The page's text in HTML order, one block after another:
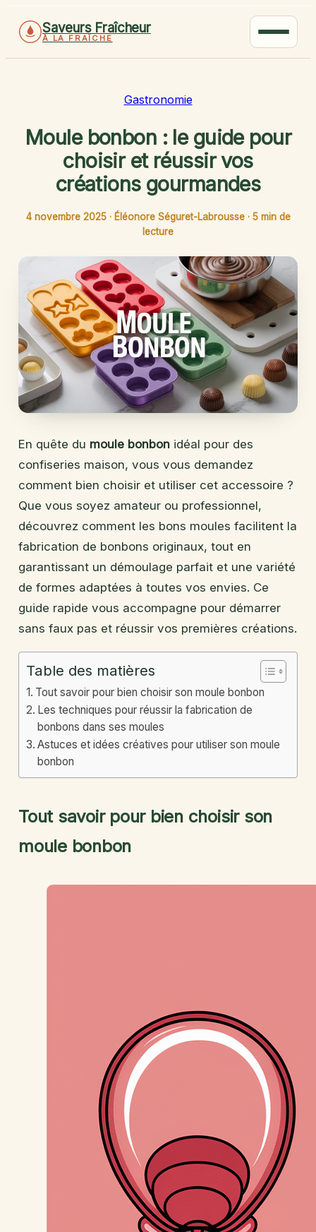
Saveurs Fraîcheur
À LA FRAÎCHE
Gastronomie
Moule bonbon : le guide pour
choisir et réussir vos
créations gourmandes
4 novembre 2025 · Éléonore Séguret-Labrousse · 5 min de
lecture
En quête du moule bonbon idéal pour des
confiseries maison, vous vous demandez
comment bien choisir et utiliser cet accessoire ?
Que vous soyez amateur ou professionnel,
découvrez comment les bons moules facilitent la
fabrication de bonbons originaux, tout en
garantissant un démoulage parfait et une variété
de formes adaptées à toutes vos envies. Ce
guide rapide vous accompagne pour démarrer
sans faux pas et réussir vos premières créations.
Table des matières
Tout savoir pour bien choisir son moule bonbon
Les techniques pour réussir la fabrication de
bonbons dans ses moules
Astuces et idées créatives pour utiliser son moule
bonbon
Tout savoir pour bien choisir son
moule bonbon